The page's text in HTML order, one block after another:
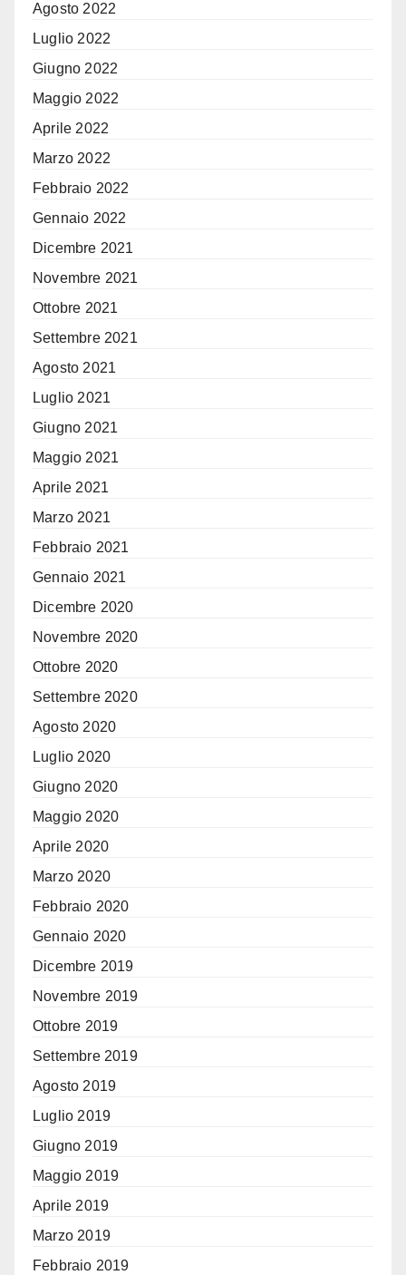
Agosto 2022
Luglio 2022
Giugno 2022
Maggio 2022
Aprile 2022
Marzo 2022
Febbraio 2022
Gennaio 2022
Dicembre 2021
Novembre 2021
Ottobre 2021
Settembre 2021
Agosto 2021
Luglio 2021
Giugno 2021
Maggio 2021
Aprile 2021
Marzo 2021
Febbraio 2021
Gennaio 2021
Dicembre 2020
Novembre 2020
Ottobre 2020
Settembre 2020
Agosto 2020
Luglio 2020
Giugno 2020
Maggio 2020
Aprile 2020
Marzo 2020
Febbraio 2020
Gennaio 2020
Dicembre 2019
Novembre 2019
Ottobre 2019
Settembre 2019
Agosto 2019
Luglio 2019
Giugno 2019
Maggio 2019
Aprile 2019
Marzo 2019
Febbraio 2019